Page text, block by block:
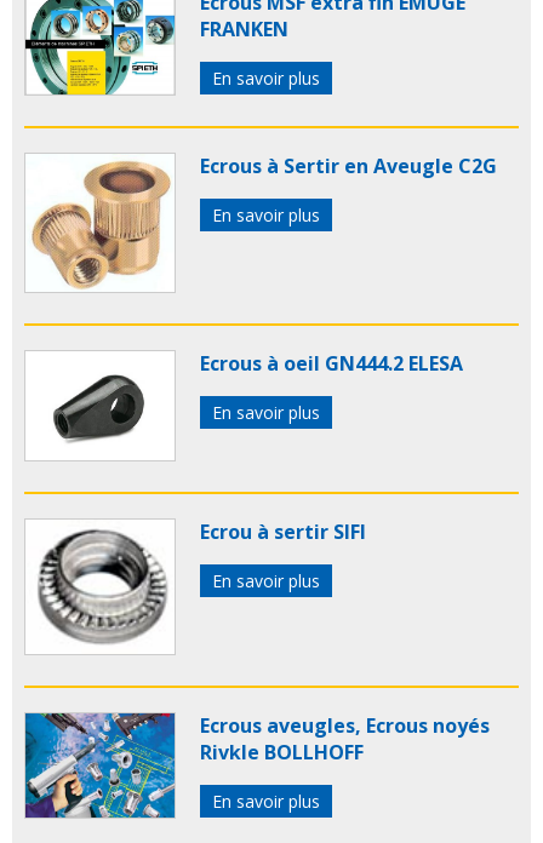
FRANKEN
En savoir plus
Ecrous à Sertir en Aveugle C2G
En savoir plus
Ecrous à oeil GN444.2 ELESA
En savoir plus
Ecrou à sertir SIFI
En savoir plus
Ecrous aveugles, Ecrous noyés
Rivkle BOLLHOFF
En savoir plus